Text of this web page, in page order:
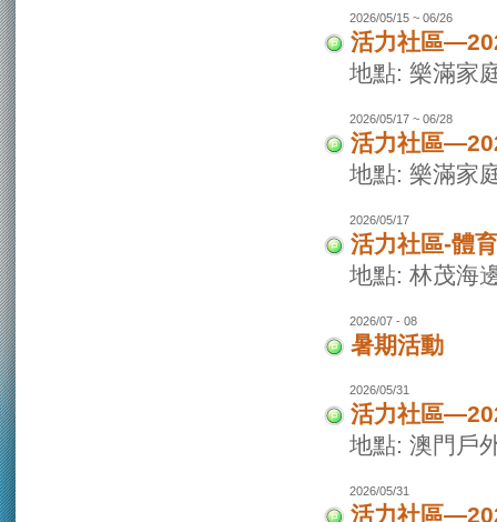
2026/05/15 ~ 06/26
活力社區
地點: 樂滿家
2026/05/17 ~ 06/28
活力社區
地點: 樂滿家
2026/05/17
活力社區-體
地點: 林茂海
2026/07 - 08
暑期活動
2026/05/31
活力社區
地點: 澳門戶
2026/05/31
活力社區